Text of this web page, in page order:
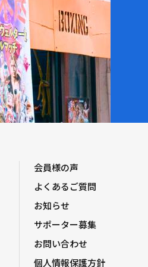
会員様の声
よくあるご質問
お知らせ
サポーター募集
お問い合わせ
個人情報保護方針